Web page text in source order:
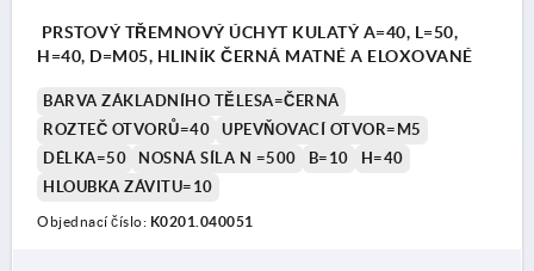
PRSTOVÝ TŘEMNOVÝ ÚCHYT KULATÝ A=40, L=50,
H=40, D=M05, HLINÍK ČERNÁ MATNÉ A ELOXOVANÉ
BARVA ZÁKLADNÍHO TĚLESA=ČERNÁ
ROZTEČ OTVORŮ=40
UPEVŇOVACÍ OTVOR=M5
DÉLKA=50
NOSNÁ SÍLA N =500 B=10
H=40
HLOUBKA ZÁVITU=10
Objednací číslo: K0201.040051